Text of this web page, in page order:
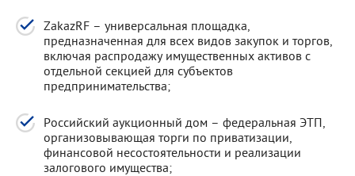
ZakazRF – универсальная площадка,
предназначенная для всех видов закупок и торгов,
включая распродажу имущественных активов с
отдельной секцией для субъектов
предпринимательства;
Российский аукционный дом – федеральная ЭТП,
организовывающая торги по приватизации,
финансовой несостоятельности и реализации
залогового имущества;